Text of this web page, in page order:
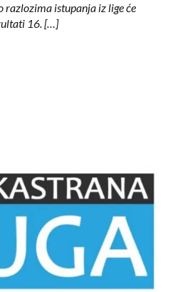
istupanja iz lige će
16. […]